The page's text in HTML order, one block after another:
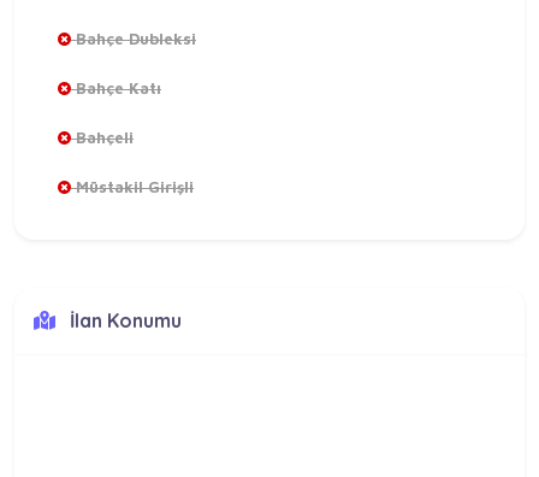
Bahçe Dubleksi
Bahçe Katı
Bahçeli
Müstakil Girişli
İlan Konumu